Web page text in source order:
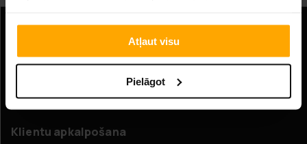
Atļaut visu
Pielāgot
Uzņēmuma informācija
Klientu apkalpošana